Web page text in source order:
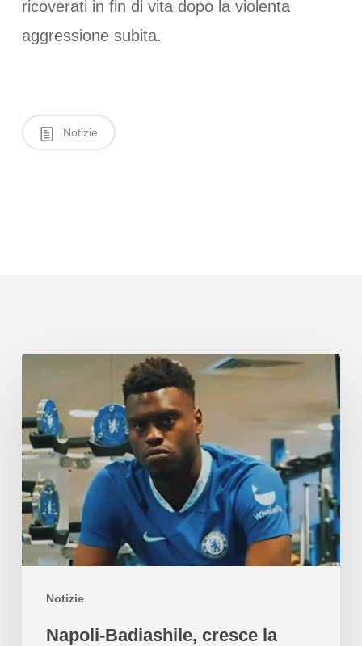
ricoverati in fin di vita dopo la violenta
aggressione subita.
Notizie
Notizie
Napoli-Badiashile, cresce la